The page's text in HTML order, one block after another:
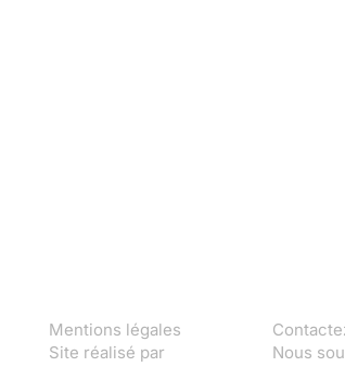
Mentions légales
Site réalisé par
Nous